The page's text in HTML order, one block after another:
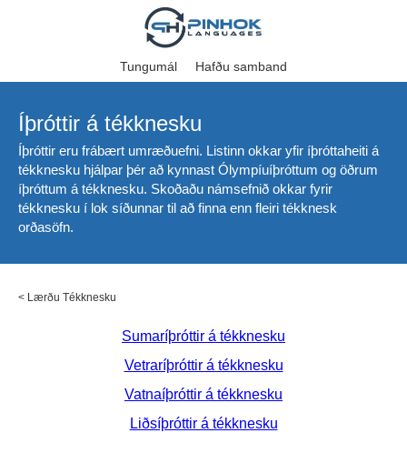
Tungumál Hafðu samband
Íþróttir á tékknesku
Íþróttir eru frábært umræðuefni. Listinn okkar yfir íþróttaheiti á
tékknesku hjálpar þér að kynnast Ólympíuíþróttum og öðrum
íþróttum á tékknesku. Skoðaðu námsefnið okkar fyrir
tékknesku í lok síðunnar til að finna enn fleiri tékknesk
orðasöfn.
< Lærðu Tékknesku
Sumaríþróttir á tékknesku
Vetraríþróttir á tékknesku
Vatnaíþróttir á tékknesku
Liðsíþróttir á tékknesku